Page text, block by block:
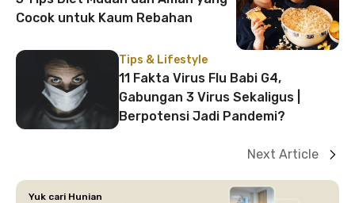
Cocok untuk Kaum Rebahan
Tips & Lifestyle
11 Fakta Virus Flu Babi G4,
Gabungan 3 Virus Sekaligus |
Berpotensi Jadi Pandemi?
Next Article
Yuk cari Hunian